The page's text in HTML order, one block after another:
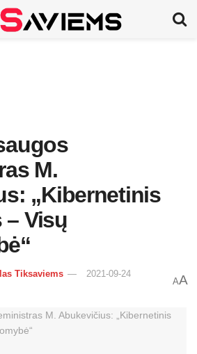
M.
„Kibernetinis
– Visų
Tiksaviems
2021-09-24
AA